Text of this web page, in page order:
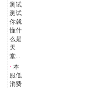
测试
测试
你就
懂什
么是
天
堂...
· 本
服低
消费